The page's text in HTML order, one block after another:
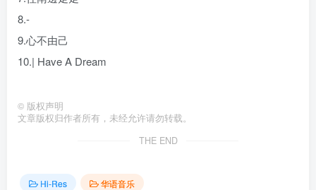
8.-
9.心不由己
10.| Have A Dream
© 版权声明
文章版权归作者所有，未经允许请勿转载。
THE END
Hi-Res
华语音乐